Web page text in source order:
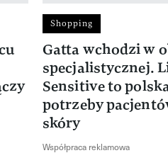
Shopping
Gatta wchodzi w
specjalistycznej.
Sensitive to
potrzeby
skóry
Współpraca reklamowa